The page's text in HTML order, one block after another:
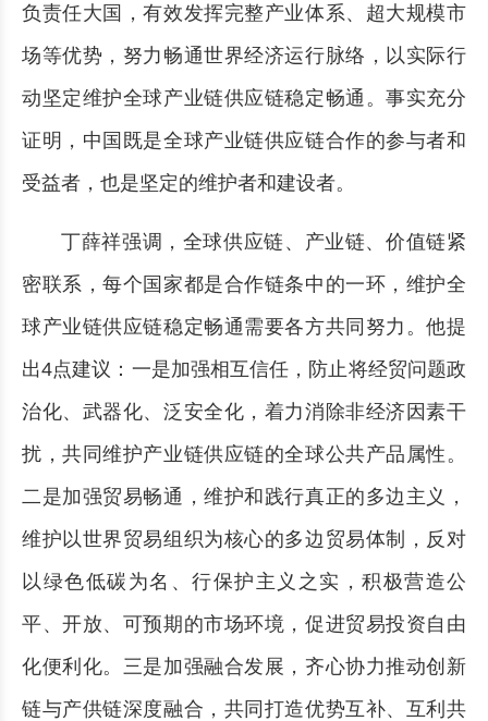
负责任大国，有效发挥完整产业体系、超大规模市
场等优势，努力畅通世界经济运行脉络，以实际行
动坚定维护全球产业链供应链稳定畅通。事实充分
证明，中国既是全球产业链供应链合作的参与者和
受益者，也是坚定的维护者和建设者。
丁薛祥强调，全球供应链、产业链、价值链紧
密联系，每个国家都是合作链条中的一环，维护全
球产业链供应链稳定畅通需要各方共同努力。他提
出4点建议：一是加强相互信任，防止将经贸问题政
治化、武器化、泛安全化，着力消除非经济因素干
扰，共同维护产业链供应链的全球公共产品属性。
二是加强贸易畅通，维护和践行真正的多边主义，
维护以世界贸易组织为核心的多边贸易体制，反对
以绿色低碳为名、行保护主义之实，积极营造公
平、开放、可预期的市场环境，促进贸易投资自由
化便利化。三是加强融合发展，齐心协力推动创新
链与产供链深度融合，共同打造优势互补、互利共